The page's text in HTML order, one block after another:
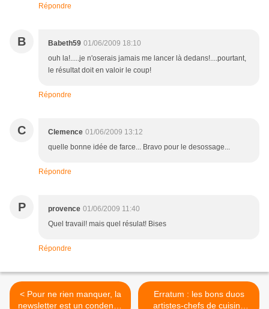
Répondre
B Babeth59 01/06/2009 18:10
ouh la!.....je n'oserais jamais me lancer là dedans!....pourtant,
le résultat doit en valoir le coup!
Répondre
C Clemence 01/06/2009 13:12
quelle bonne idée de farce... Bravo pour le desossage...
Répondre
P provence 01/06/2009 11:40
Quel travail! mais quel résulat! Bises
Répondre
< Pour ne rien manquer, la
newsletter est un condensé
Erratum : les bons duos
artistes-chefs de cuisine